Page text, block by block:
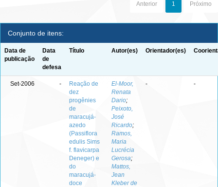
Anterior 1 Próximo
Conjunto de itens:
Data de
publicação
Data
de
defesa
Título Autor(es) Orientador(es)
Set-2006 -
Reação de
dez
progênies
de
maracujá-
azedo
(Passiflora
edulis Sims
f. flavicarpa
Deneger) e
do
maracujá-
doce
El-Moor,
Renata
Dario;
Peixoto,
José
Ricardo;
Ramos,
Maria
Lucrécia
Gerosa;
Mattos,
Jean
Kleber de
- -